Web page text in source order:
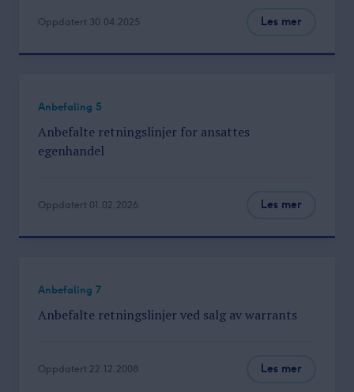
Oppdatert 30.04.2025 Les mer
Anbefaling 5
Anbefalte retningslinjer for ansattes
egenhandel
Oppdatert 01.02.2026 Les mer
Anbefaling 7
Anbefalte retningslinjer ved salg av warrants
Oppdatert 22.12.2008 Les mer